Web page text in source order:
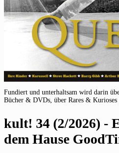
Fundiert und unterhaltsam wird darin
Bücher & DVDs, über Rares & Kurioses
kult! 34 (2/2026) -
dem Hause